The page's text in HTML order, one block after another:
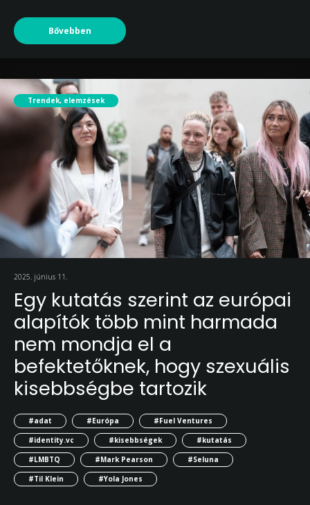
Bővebben
Trendek, elemzések
2025. június 11.
Egy kutatás szerint az európai
alapítók több mint harmada
nem mondja el a
befektetőknek, hogy szexuális
kisebbségbe tartozik
#adat #Európa
#Fuel Ventures
#identity.vc
#kisebbségek
#kutatás
#LMBTQ
#Mark Pearson
#Seluna
#Til Klein
#Yola Jones